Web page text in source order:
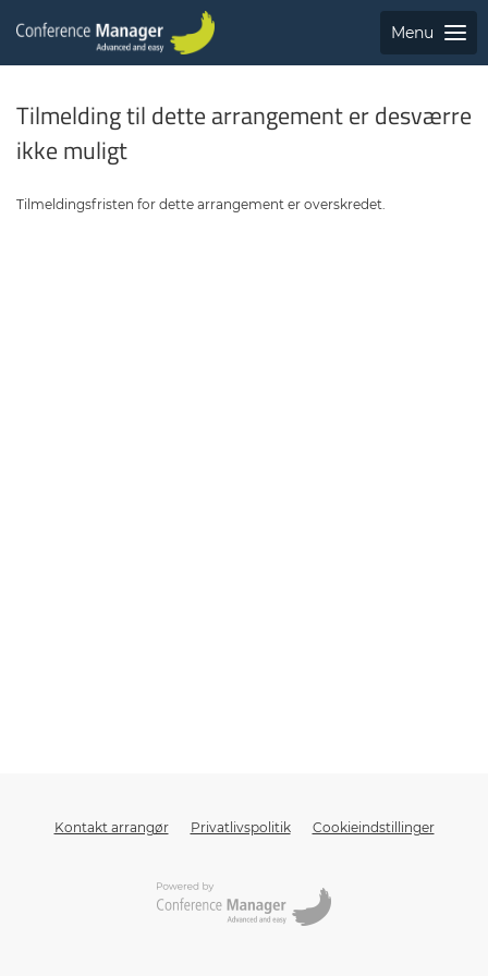
Menu
Tilmelding til dette arrangement er desværre
ikke muligt
Tilmeldingsfristen for dette arrangement er overskredet.
Kontakt arrangør Privatlivspolitik Cookieindstillinger